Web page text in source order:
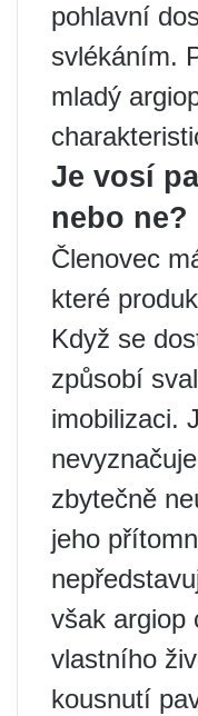
pohlavní
svlékáním.
mladý
Je vosí
nebo ne?
Členovec
které
Když se
způsobí
imobilizaci.
zbytečně
jeho
však argiop
vlastního
kousnutí